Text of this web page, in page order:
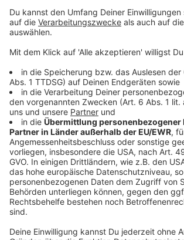
Eintritt im Museum Abteiberg ist am 5.
Die Zentralbibliothek und die
Rheydt bleiben an den Feiertagen
aber ab dem 27. Dezember wieder zu
Zeiten geöffnet - in Rheydt also auch
den 29. Dezember. Die Schul- und
Stadtteilbibliotheken Giesenkirchen und
sind zwischen den Feiertagen
steht die Stadtbibliothek digital und mit
Rückgabe der Zentralbibliothek auch an
und zum Jahreswechsel zur Verfügung.
Anzeige
Öffnungszeiten der